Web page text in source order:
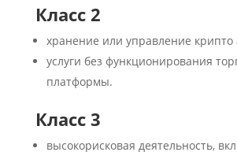
Класс 2
хранение или управление крипто
услуги без функционирования
платформы.
Класс 3
высокорисковая деятельность,